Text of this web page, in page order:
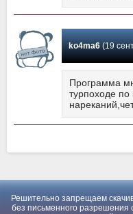
ko4ma6(19
Программа
турпоходе по
Решительно запрещаем
без письменного